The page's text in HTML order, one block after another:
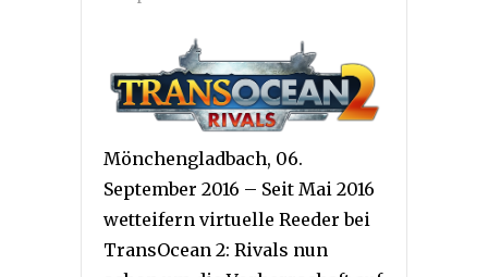
Mönchengladbach, 06.
September 2016 – Seit Mai 2016
wetteifern virtuelle Reeder bei
TransOcean 2: Rivals nun